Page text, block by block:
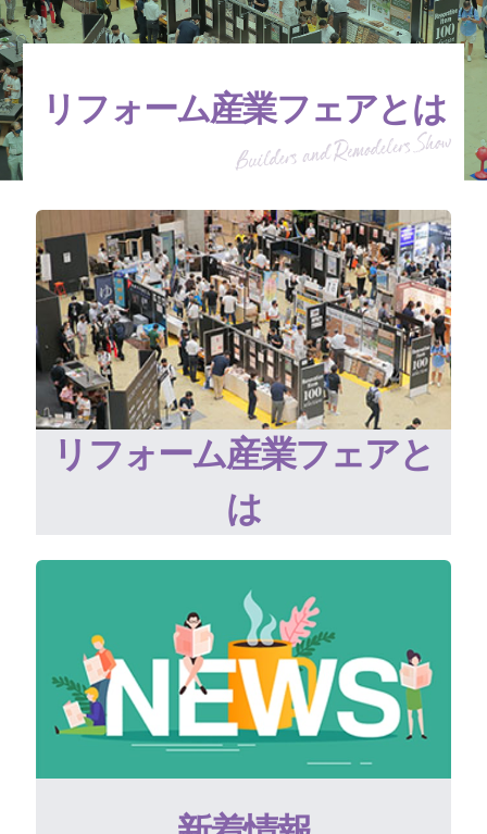
リフォーム産業フェアとは
リフォーム産業フェアと
は